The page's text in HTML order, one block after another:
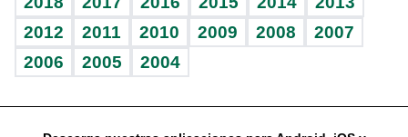
Celebrando la vida
Sin complejos
En pocas palabras
2012
2011 2010 2009 2008
2007
2006
2005 2004